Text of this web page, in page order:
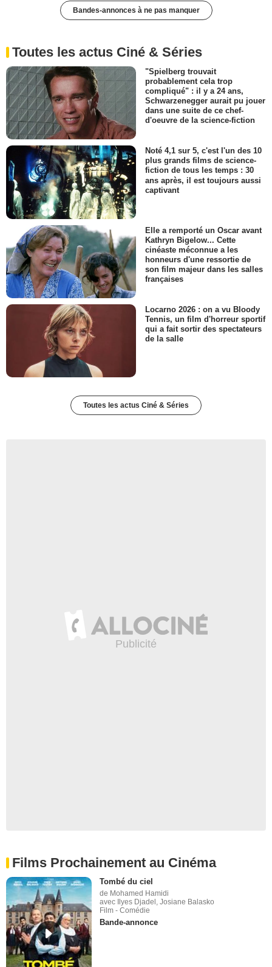
Bandes-annonces à ne pas manquer
Toutes les actus Ciné & Séries
"Spielberg trouvait
probablement cela trop
compliqué" : il y a 24 ans,
Schwarzenegger aurait pu jouer
dans une suite de ce chef-
d'oeuvre de la science-fiction
Noté 4,1 sur 5, c'est l'un des 10
plus grands films de science-
fiction de tous les temps : 30
ans après, il est toujours aussi
captivant
Elle a remporté un Oscar avant
Kathryn Bigelow... Cette
cinéaste méconnue a les
honneurs d'une ressortie de
son film majeur dans les salles
françaises
Locarno 2026 : on a vu Bloody
Tennis, un film d'horreur sportif
qui a fait sortir des spectateurs
de la salle
Toutes les actus Ciné & Séries
Films Prochainement au Cinéma
Tombé du ciel
de Mohamed Hamidi
avec Ilyes Djadel, Josiane Balasko
Film - Comédie
Bande-annonce